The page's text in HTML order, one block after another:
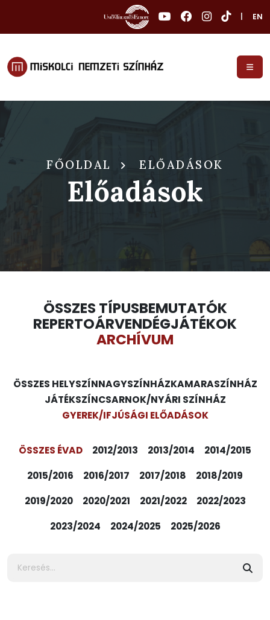
EN
FŐOLDAL ELŐADÁSOK
Előadások
ÖSSZES TÍPUSBEMUTATÓK
REPERTOÁRVENDÉGJÁTÉKOK
ARCHÍVUM
ÖSSZES HELYSZÍNNAGYSZÍNHÁZKAMARASZÍNHÁZ
JÁTÉKSZÍNCSARNOK/NYÁRI SZÍNHÁZ
GYEREK/IFJÚSÁGI ELŐADÁSOK
ÖSSZES ÉVAD 2012/2013 2013/2014
2014/2015
2015/2016
2016/2017 2017/2018
2018/2019
2019/2020
2020/2021 2021/2022
2022/2023
2023/2024
2024/2025 2025/2026